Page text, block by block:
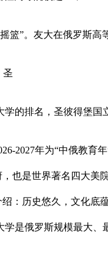
篮”。友大在俄罗斯高
圣
学的排名，圣彼得堡国
2027年为“中俄教育
也是世界著名四大美
：‌历史悠久，文化底
是俄罗斯规模最大、